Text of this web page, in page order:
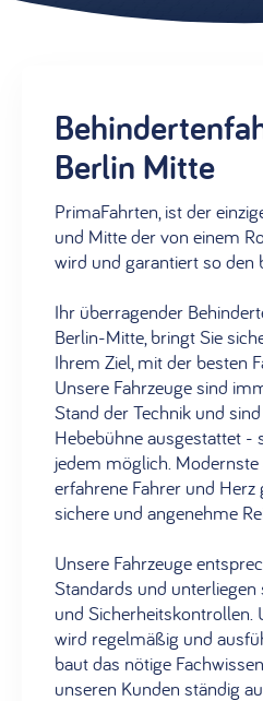
Berlin Mitte
PrimaFahrten, ist der
und Mitte der von einem
wird und garantiert so den
Ihr überragender
Berlin-Mitte, bringt Sie
Ihrem Ziel, mit der besten
Unsere Fahrzeuge sind
Stand der Technik und
Hebebühne ausgestattet -
jedem möglich.
erfahrene Fahrer und Herz
sichere und angenehme
Unsere Fahrzeuge
Standards und
und Sicherheitskontrollen.
wird regelmäßig und
baut das nötige
unseren Kunden ständig